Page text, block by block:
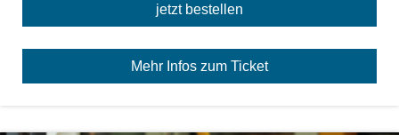
jetzt bestellen
Mehr Infos zum Ticket